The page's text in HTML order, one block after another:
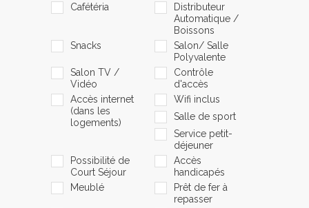
Cafétéria
Distributeur
Automatique /
Boissons
Snacks
Salon/ Salle
Polyvalente
Salon TV /
Vidéo
Contrôle
d'accès
Accès internet
(dans les
logements)
Wifi inclus
Salle de sport
Service petit-
déjeuner
Possibilité de
Court Séjour
Accès
handicapés
Meublé
Prêt de fer à
repasser